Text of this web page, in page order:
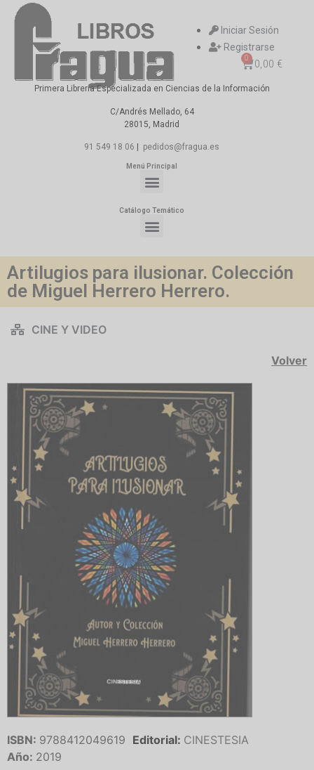
Iniciar Sesión
Registrarse
0,00 €
0
Primera Librería Especializada en Ciencias de la Información
C/Andrés Mellado, 64
28015, Madrid
91 549 18 06 pedidos@fragua.es
Menú Principal
Catálogo Temático
Artilugios para ilusionar. Colección
de Miguel Herrero Herrero.
CINE Y VIDEO
Volver
ISBN: 9788412049619 Editorial: CINESTESIA
Año: 2019